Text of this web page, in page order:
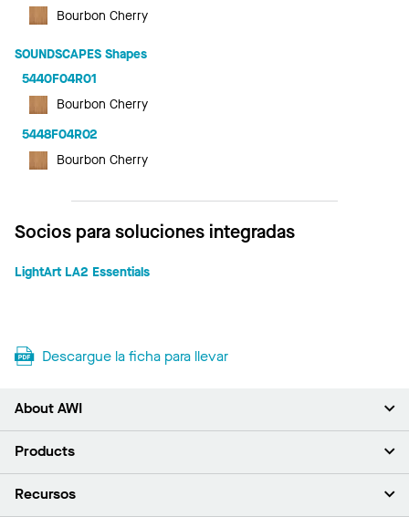
Bourbon Cherry
SOUNDSCAPES Shapes
5440F04R01
Bourbon Cherry
5448F04R02
Bourbon Cherry
Socios para soluciones integradas
LightArt LA2 Essentials
Descargue la ficha para llevar
About AWI
Acerca de nosotros
Sala de prensa
Products
Plafones
Recursos